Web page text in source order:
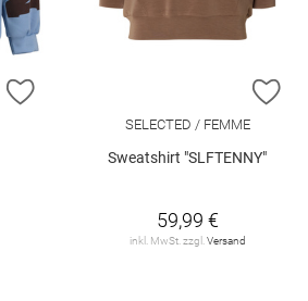
ZUR WUNSCHLISTE HINZUFÜGEN
SELECTED / FEMME
Sweatshirt "SLFTENNY"
59,99 €
inkl. MwSt. zzgl. Versand